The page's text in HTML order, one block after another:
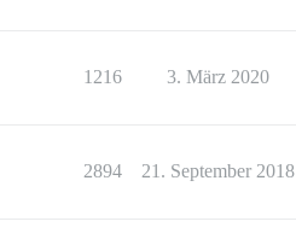
1216 3. März 2020
2894 21. September 2018